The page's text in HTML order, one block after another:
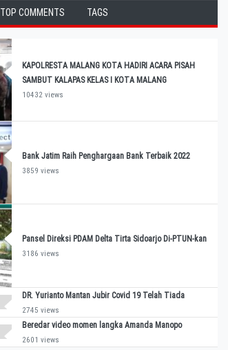
TOP COMMENTS TAGS
KAPOLRESTA MALANG KOTA HADIRI ACARA PISAH
SAMBUT KALAPAS KELAS I KOTA MALANG
10432 views
Bank Jatim Raih Penghargaan Bank Terbaik 2022
3859 views
Pansel Direksi PDAM Delta Tirta Sidoarjo Di-PTUN-kan
3186 views
DR. Yurianto Mantan Jubir Covid 19 Telah Tiada
2745 views
Beredar video momen langka Amanda Manopo
2601 views